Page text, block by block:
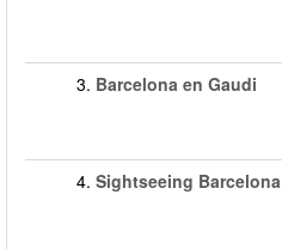
3. Barcelona en Gaudi
4. Sightseeing Barcelona